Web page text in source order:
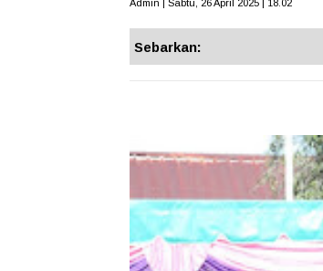
Admin | Sabtu, 26 April 2025 | 18.02
Sebarkan: